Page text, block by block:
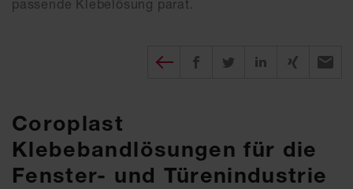
passende Klebelösung parat.
Diesen Beitrag teilen
auf Facebook teilen
auf twitter teilenauf XING
per
Coroplast
Klebebandlösungen für die
Fenster- und Türenindustrie